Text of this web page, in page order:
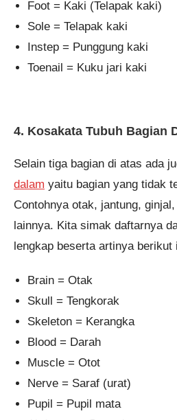
Foot = Kaki (Telapak kaki)
Sole = Telapak kaki
Instep = Punggung kaki
Toenail = Kuku jari kaki
4. Kosakata Tubuh Bagian
Selain tiga bagian di atas ada
dalam yaitu bagian yang tidak
Contohnya otak, jantung,
lainnya. Kita simak daftarnya
lengkap beserta artinya berikut
Brain = Otak
Skull = Tengkorak
Skeleton = Kerangka
Blood = Darah
Muscle = Otot
Nerve = Saraf (urat)
Pupil = Pupil mata